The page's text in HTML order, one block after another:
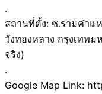
.
สถานที่ตั้ง: ซ.รามคำแ
วังทองหลาง กรุงเทพ
จริง)
.
Google Map Link: